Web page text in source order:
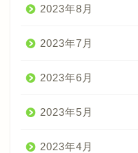
2023年8月
2023年7月
2023年6月
2023年5月
2023年4月